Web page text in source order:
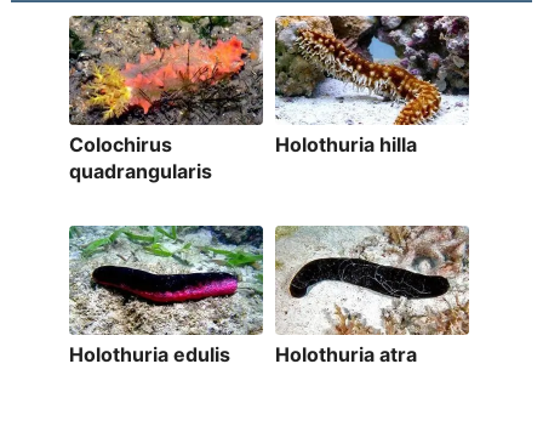
Colochirus
quadrangularis
Holothuria hilla
Holothuria edulis Holothuria atra